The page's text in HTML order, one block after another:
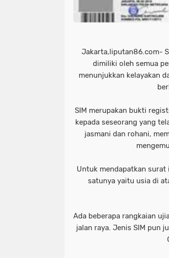
Jakarta,liputan86.com-
dimiliki oleh semua
menunjukkan kelayakan
SIM merupakan bukti
kepada seseorang yang
jasmani dan rohani,
Untuk mendapatkan surat
satunya yaitu usia di
Ada beberapa rangkaian
jalan raya. Jenis SIM pun